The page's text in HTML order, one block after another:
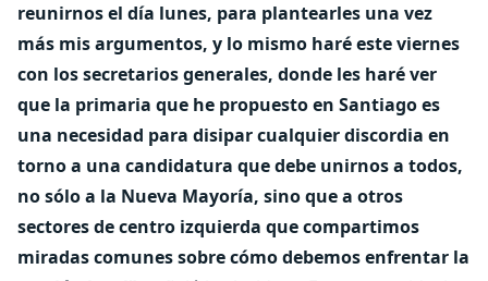
reunirnos el día lunes, para plantearles una vez
más mis argumentos, y lo mismo haré este viernes
con los secretarios generales, donde les haré ver
que la primaria que he propuesto en Santiago es
una necesidad para disipar cualquier discordia en
torno a una candidatura que debe unirnos a todos,
no sólo a la Nueva Mayoría, sino que a otros
sectores de centro izquierda que compartimos
miradas comunes sobre cómo debemos enfrentar la